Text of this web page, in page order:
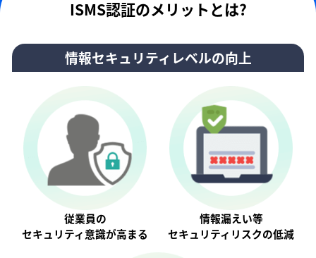
ISMS認証のメリットとは?
情報セキュリティレベルの向上
従業員の
セキュリティ意識が⾼まる
情報漏えい等
セキュリティリスクの低減